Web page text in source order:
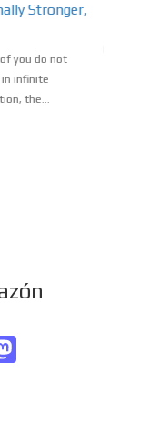
Stronger,
you do not
in infinite
the...